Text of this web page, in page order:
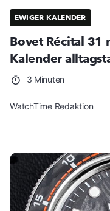
EWIGER KALENDER
Bovet Récital 31
Kalender
3 Minuten
WatchTime Redaktion